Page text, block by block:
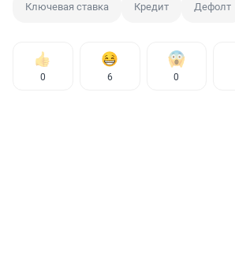
Ключевая ставка Кредит Дефолт
0 6 0